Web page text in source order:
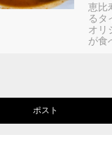
恵比
るタ
オリ
が食
ポスト